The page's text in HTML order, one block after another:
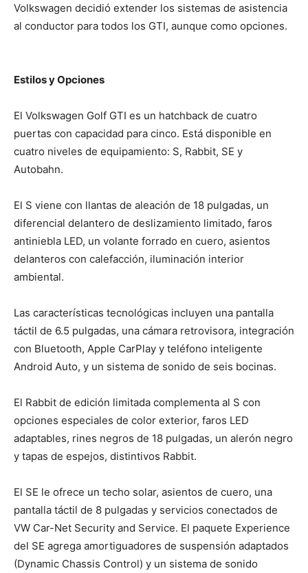
Volkswagen decidió extender los sistemas de asistencia
al conductor para todos los GTI, aunque como opciones.
Estilos y Opciones
El Volkswagen Golf GTI es un hatchback de cuatro
puertas con capacidad para cinco. Está disponible en
cuatro niveles de equipamiento: S, Rabbit, SE y
Autobahn.
El S viene con llantas de aleación de 18 pulgadas, un
diferencial delantero de deslizamiento limitado, faros
antiniebla LED, un volante forrado en cuero, asientos
delanteros con calefacción, iluminación interior
ambiental.
Las características tecnológicas incluyen una pantalla
táctil de 6.5 pulgadas, una cámara retrovisora, integración
con Bluetooth, Apple CarPlay y teléfono inteligente
Android Auto, y un sistema de sonido de seis bocinas.
El Rabbit de edición limitada complementa al S con
opciones especiales de color exterior, faros LED
adaptables, rines negros de 18 pulgadas, un alerón negro
y tapas de espejos, distintivos Rabbit.
El SE le ofrece un techo solar, asientos de cuero, una
pantalla táctil de 8 pulgadas y servicios conectados de
VW Car-Net Security and Service. El paquete Experience
del SE agrega amortiguadores de suspensión adaptados
(Dynamic Chassis Control) y un sistema de sonido